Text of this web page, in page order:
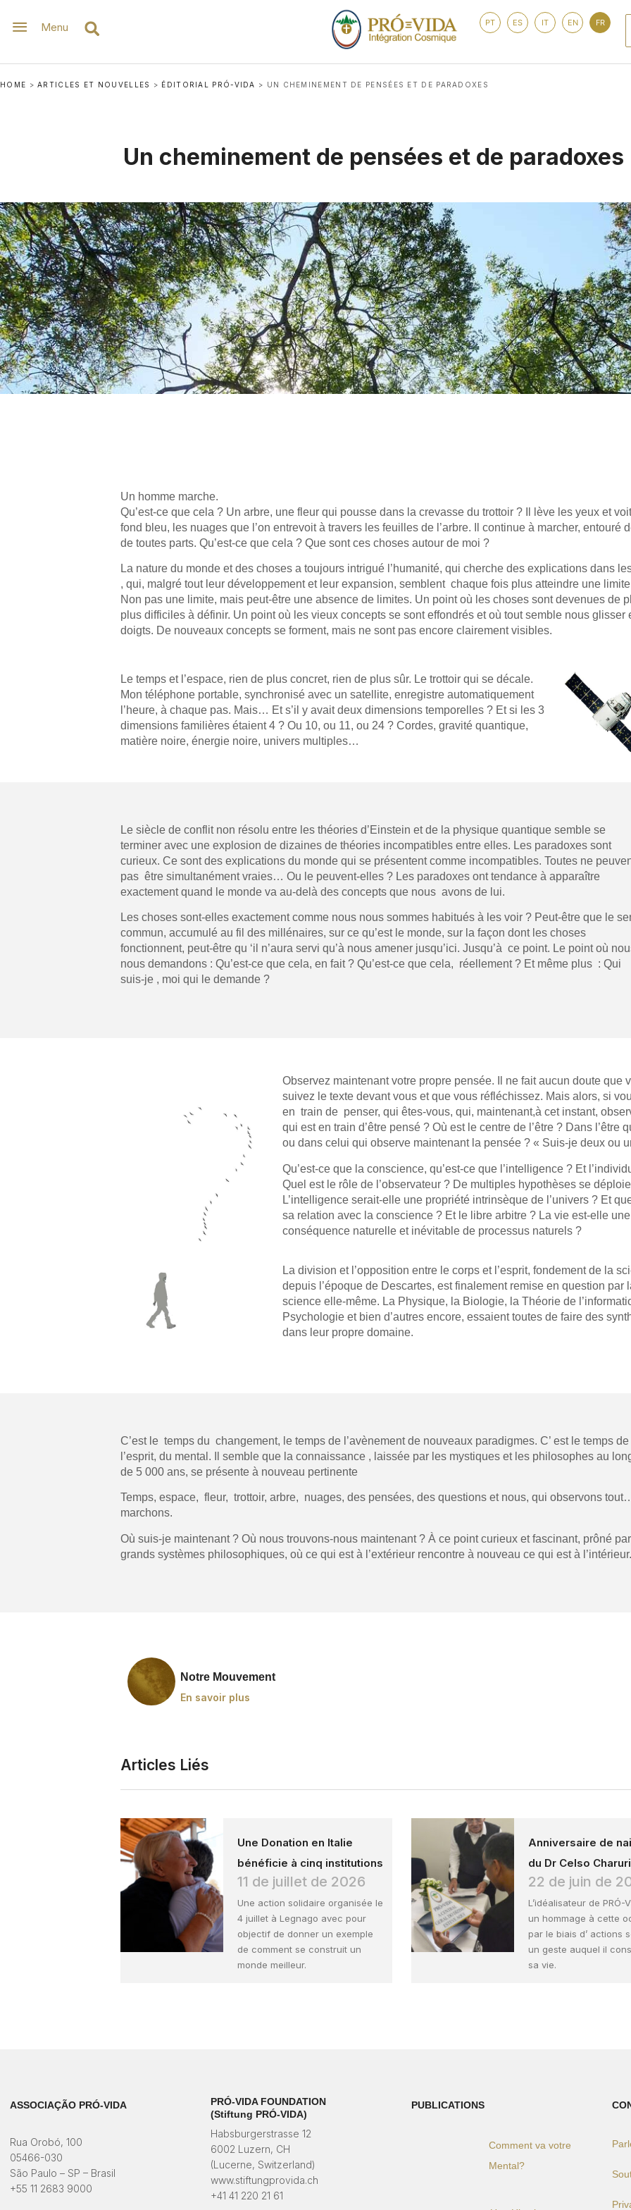
Menu PT ES IT EN FR
HOME >ARTICLES ET NOUVELLES > ÉDITORIAL PRÓ-VIDA > UN CHEMINEMENT DE PENSÉES ET DE PARADOXES
Un cheminement de pensées et de paradoxes
Un homme marche.
Qu’est-ce que cela ? Un arbre, une fleur qui pousse dans la crevasse du trottoir ? Il lève les yeux et
fond bleu, les nuages que l’on entrevoit à travers les feuilles de l’arbre. Il continue à marcher, entouré
de toutes parts. Qu’est-ce que cela ? Que sont ces choses autour de moi ?
La nature du monde et des choses a toujours intrigué l’humanité, qui cherche des explications dans
, qui, malgré tout leur développement et leur expansion, semblent chaque fois plus atteindre une
Non pas une limite, mais peut-être une absence de limites. Un point où les choses sont devenues de
plus difficiles à définir. Un point où les vieux concepts se sont effondrés et où tout semble nous glisser
doigts. De nouveaux concepts se forment, mais ne sont pas encore clairement visibles.
Le temps et l’espace, rien de plus concret, rien de plus sûr. Le trottoir qui se décale.
Mon téléphone portable, synchronisé avec un satellite, enregistre automatiquement
l’heure, à chaque pas. Mais… Et s’il y avait deux dimensions temporelles ? Et si les 3
dimensions familières étaient 4 ? Ou 10, ou 11, ou 24 ? Cordes, gravité quantique,
matière noire, énergie noire, univers multiples…
Le siècle de conflit non résolu entre les théories d’Einstein et de la physique quantique semble se
terminer avec une explosion de dizaines de théories incompatibles entre elles. Les paradoxes sont
curieux. Ce sont des explications du monde qui se présentent comme incompatibles. Toutes ne
pas être simultanément vraies… Ou le peuvent-elles ? Les paradoxes ont tendance à apparaître
exactement quand le monde va au-delà des concepts que nous avons de lui.
Les choses sont-elles exactement comme nous nous sommes habitués à les voir ? Peut-être que le
commun, accumulé au fil des millénaires, sur ce qu’est le monde, sur la façon dont les choses
fonctionnent, peut-être qu ‘il n’aura servi qu’à nous amener jusqu’ici. Jusqu’à ce point. Le point où
nous demandons : Qu’est-ce que cela, en fait ? Qu’est-ce que cela, réellement ? Et même plus : Qui
suis-je , moi qui le demande ?
Observez maintenant votre propre pensée. Il ne fait aucun doute que
suivez le texte devant vous et que vous réfléchissez. Mais alors, si
en train de penser, qui êtes-vous, qui, maintenant,à cet instant,
qui est en train d’être pensé ? Où est le centre de l’être ? Dans l’être
ou dans celui qui observe maintenant la pensée ? « Suis-je deux ou
Qu’est-ce que la conscience, qu’est-ce que l’intelligence ? Et
Quel est le rôle de l’observateur ? De multiples hypothèses se
L’intelligence serait-elle une propriété intrinsèque de l’univers ? Et
sa relation avec la conscience ? Et le libre arbitre ? La vie est-elle une
conséquence naturelle et inévitable de processus naturels ?
La division et l’opposition entre le corps et l’esprit, fondement de la
depuis l’époque de Descartes, est finalement remise en question par
science elle-même. La Physique, la Biologie, la Théorie de
Psychologie et bien d’autres encore, essaient toutes de faire des
dans leur propre domaine.
C’est le temps du changement, le temps de l’avènement de nouveaux paradigmes. C’ est le temps de
l’esprit, du mental. Il semble que la connaissance , laissée par les mystiques et les philosophes au
de 5 000 ans, se présente à nouveau pertinente
Temps, espace, fleur, trottoir, arbre, nuages, des pensées, des questions et nous, qui observons
marchons.
Où suis-je maintenant ? Où nous trouvons-nous maintenant ? À ce point curieux et fascinant, prôné
grands systèmes philosophiques, où ce qui est à l’extérieur rencontre à nouveau ce qui est à l’intérieur.
Notre Mouvement
En savoir plus
Articles Liés
Une Donation en Italie
bénéficie à cinq institutions
11 de juillet de 2026
Une action solidaire organisée le
4 juillet à Legnago avec pour
objectif de donner un exemple
de comment se construit un
monde meilleur.
Anniversaire de
du Dr Celso Charuri
22 de juin de
L’idéalisateur de PRÓ-
un hommage à cette
par le biais d’ actions
un geste auquel il
sa vie.
ASSOCIAÇÃO PRÓ-VIDA
Rua Orobó, 100
05466-030
São Paulo – SP – Brasil
+55 11 2683 9000
PRÓ-VIDA FOUNDATION
(Stiftung PRÓ-VIDA)
Habsburgerstrasse 12
6002 Luzern, CH
(Lucerne, Switzerland)
www.stiftungprovida.ch
+41 41 220 21 61
PUBLICATIONS
Comment va votre
Mental?